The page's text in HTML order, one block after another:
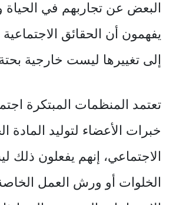
البعض عن تجاربهم في الحياة
يفهمون أن الحقائق
إلى تغييرها ليست خارجية
تعتمد المنظمات المبتكرة
خبرات الأعضاء لتوليد المادة
الاجتماعي، إنهم يفعلون
الخلوات أو ورش العمل